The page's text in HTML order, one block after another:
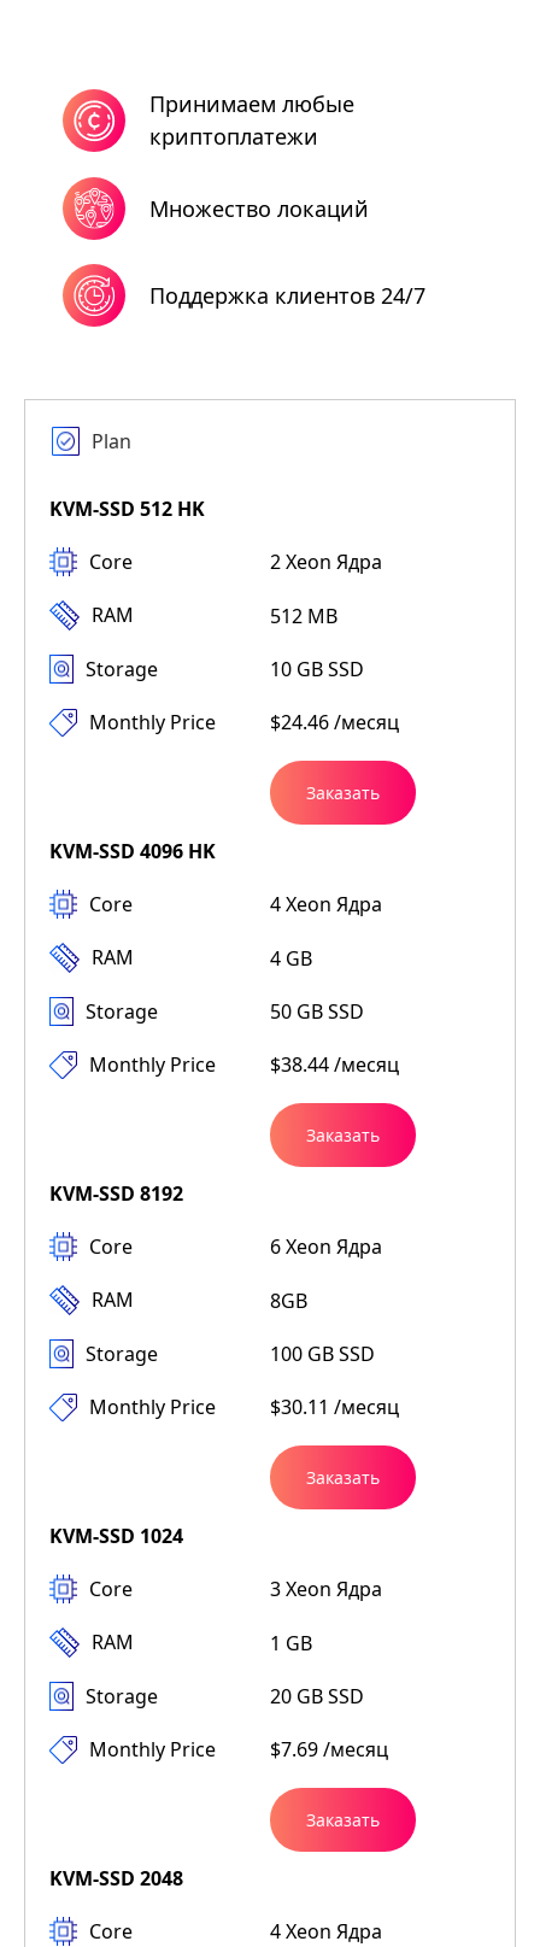
Принимаем любые
криптоплатежи
Множество локаций
Поддержка клиентов 24/7
Plan
KVM-SSD 512 HK
Core
2 Xeon Ядра
RAM
512 MB
Storage
10 GB SSD
Monthly Price
$24.46 /месяц
Заказать
KVM-SSD 4096 HK
Core
4 Xeon Ядра
RAM
4 GB
Storage
50 GB SSD
Monthly Price
$38.44 /месяц
Заказать
KVM-SSD 8192
Core
6 Xeon Ядра
RAM
8GB
Storage
100 GB SSD
Monthly Price
$30.11 /месяц
Заказать
KVM-SSD 1024
Core
3 Xeon Ядра
RAM
1 GB
Storage
20 GB SSD
Monthly Price
$7.69 /месяц
Заказать
KVM-SSD 2048
Core
4 Xeon Ядра